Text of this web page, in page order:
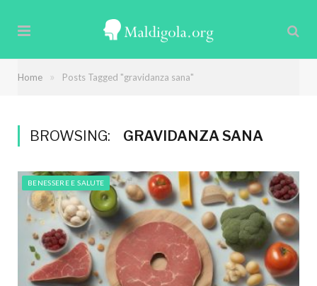
Home » Posts Tagged "gravidanza sana"
BROWSING: GRAVIDANZA SANA
BENESSERE E SALUTE